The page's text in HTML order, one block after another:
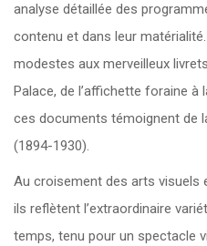
analyse détaillée des
contenu et dans leur
modestes aux merveilleux
Palace, de l’affichette foraine
ces documents témoignent de
(1894-1930).
Au croisement des arts visuels
ils reflètent l’extraordinaire
temps, tenu pour un spectacle